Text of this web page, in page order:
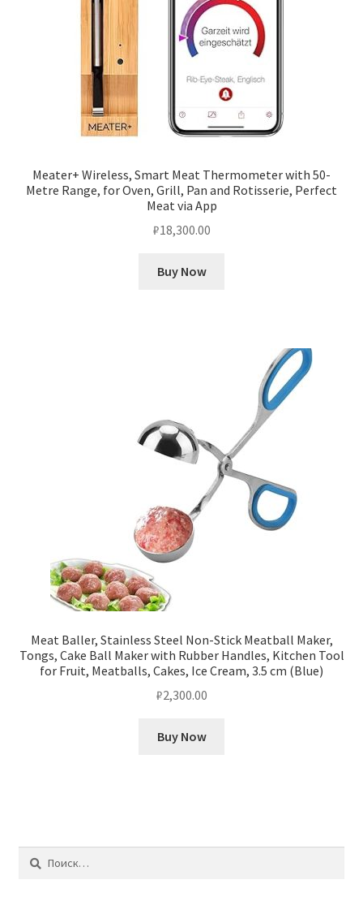
Meater+ Wireless, Smart Meat Thermometer with 50-
Metre Range, for Oven, Grill, Pan and Rotisserie, Perfect
Meat via App
₽18,300.00
Buy Now
Meat Baller, Stainless Steel Non-Stick Meatball Maker,
Tongs, Cake Ball Maker with Rubber Handles, Kitchen Tool
for Fruit, Meatballs, Cakes, Ice Cream, 3.5 cm (Blue)
₽2,300.00
Buy Now
Найти: